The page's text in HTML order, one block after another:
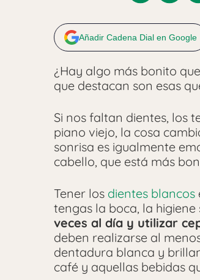
Añadir Cadena Dial en Google
¿Hay algo más bonito
que destacan son esas
Si nos faltan dientes, los
piano viejo, la cosa
sonrisa es igualmente
cabello, que está más
Tener los dientes blancos
tengas la boca, la
veces al día y utilizar
deben realizarse al
dentadura blanca y
café y aquellas bebidas